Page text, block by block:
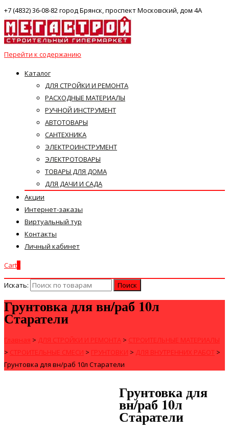
+7 (4832) 36-08-82 город Брянск, проспект Московский, дом 4А
Перейти к содержанию
Каталог
ДЛЯ СТРОЙКИ И РЕМОНТА
РАСХОДНЫЕ МАТЕРИАЛЫ
РУЧНОЙ ИНСТРУМЕНТ
АВТОТОВАРЫ
САНТЕХНИКА
ЭЛЕКТРОИНСТРУМЕНТ
ЭЛЕКТРОТОВАРЫ
ТОВАРЫ ДЛЯ ДОМА
ДЛЯ ДАЧИ И САДА
Акции
Интернет-заказы
Виртуальный тур
Контакты
Личный кабинет
Cart
Искать:
Грунтовка для вн/раб 10л
Старатели
Главная > ДЛЯ СТРОЙКИ И РЕМОНТА > СТРОИТЕЛЬНЫЕ МАТЕРИАЛЫ
> СТРОИТЕЛЬНЫЕ СМЕСИ > ГРУНТОВКИ > ДЛЯ ВНУТРЕННИХ РАБОТ >
Грунтовка для вн/раб 10л Старатели
Грунтовка для
вн/раб 10л
Старатели